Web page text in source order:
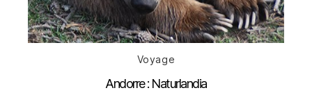
Catégories
Voyage
Andorre : Naturlandia